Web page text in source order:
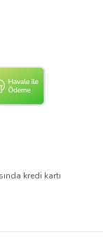
kredi kartı